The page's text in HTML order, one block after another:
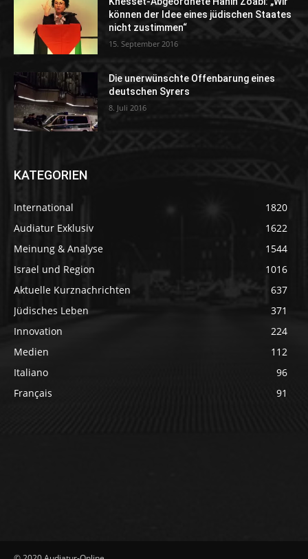
können der Idee eines jüdischen Staates
nicht zustimmen“
15. September 2016
Die unerwünschte Offenbarung eines
deutschen Syrers
8. Juli 2016
KATEGORIEN
International
1820
Audiatur Exklusiv
1622
Meinung & Analyse
1544
Israel und Region
1016
Aktuelle Kurznachrichten
637
Jüdisches Leben
371
Innovation
224
Medien
112
Italiano
96
Français
91